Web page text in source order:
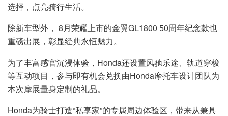
选择，点亮骑行生活。
除新车型外， 8月荣耀上市的金翼GL1800 50周年纪念款也
重磅出展，彰显经典永恒魅力。
为了丰富感官沉浸体验，Honda还设置风驰乐途、轨道穿梭
等互动项目，参与即有机会兑换由Honda摩托车设计团队为
本次摩展量身定制的礼品。
Honda为骑士打造“私享家”的专属周边体验区，带来从兼具